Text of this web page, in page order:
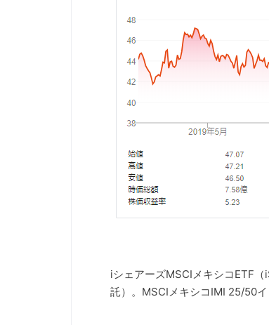
iシェアーズMSCIメキシコETF
託）。MSCIメキシコIMI 25/50イ